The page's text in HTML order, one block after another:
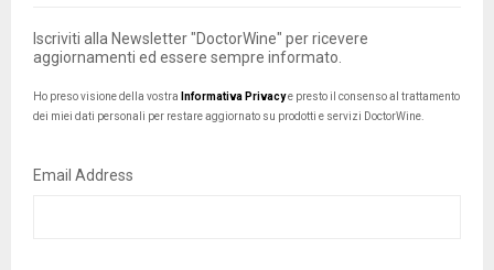
Iscriviti alla Newsletter "DoctorWine" per ricevere
aggiornamenti ed essere sempre informato.
Ho preso visione della vostra Informativa Privacye presto il consenso al trattamento
dei miei dati personali per restare aggiornato su prodotti e servizi DoctorWine.
Email Address